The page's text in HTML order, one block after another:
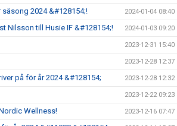
2024 &#128154;! 2024-01-04 08:40
Nilsson till Husie IF &#128154;! 2024-01-03 09:20
2023-12-31 15:40
2023-12-28 12:37
på för år 2024 &#128154; 2023-12-28 12:32
2023-12-22 09:23
Wellness! 2023-12-16 07:47